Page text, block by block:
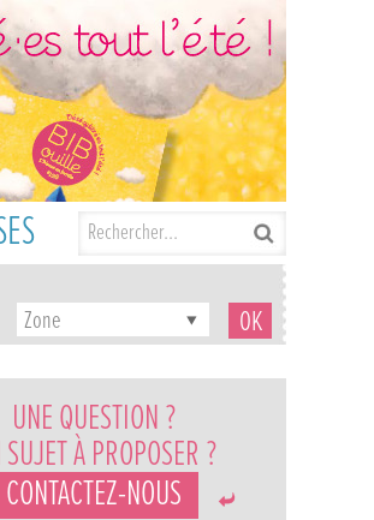
Zone
UNE QUESTION ?
À PROPOSER ?
CONTACTEZ-NOUS